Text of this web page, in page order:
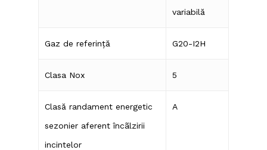
variabilă
Gaz de referință G20-I2H
Clasa Nox 5
Clasă randament energetic
sezonier aferent încãlzirii
incintelor
A